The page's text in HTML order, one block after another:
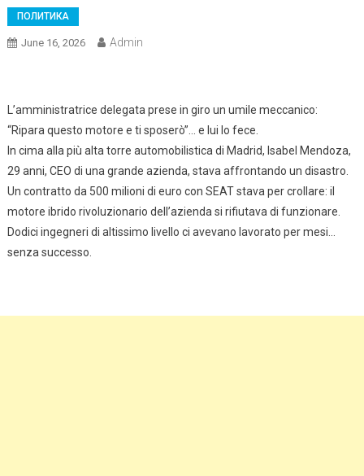
ПОЛИТИКА
June 16, 2026 Admin
L’amministratrice delegata prese in giro un umile meccanico:
“Ripara questo motore e ti sposerò”… e lui lo fece.
In cima alla più alta torre automobilistica di Madrid, Isabel Mendoza,
29 anni, CEO di una grande azienda, stava affrontando un disastro.
Un contratto da 500 milioni di euro con SEAT stava per crollare: il
motore ibrido rivoluzionario dell’azienda si rifiutava di funzionare.
Dodici ingegneri di altissimo livello ci avevano lavorato per mesi…
senza successo.